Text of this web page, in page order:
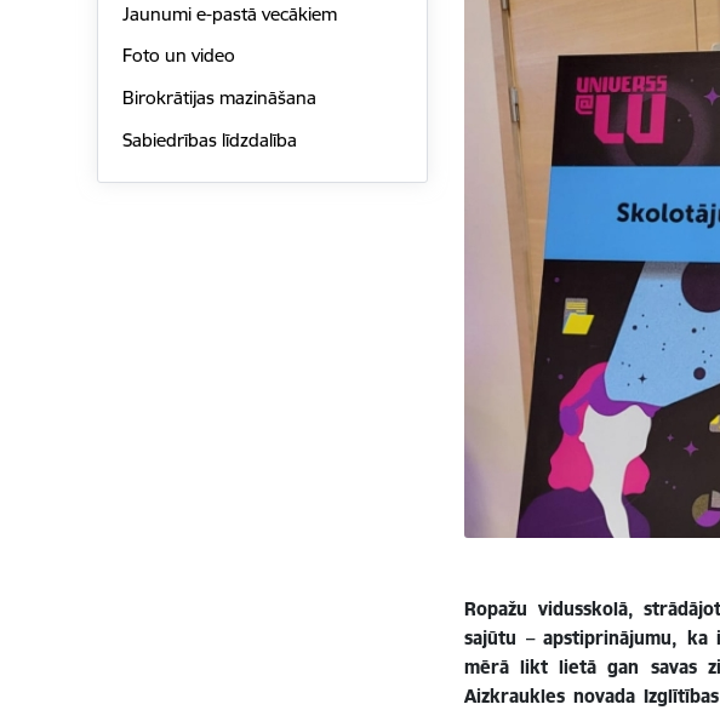
Jaunumi e-pastā vecākiem
Foto un video
Birokrātijas mazināšana
Sabiedrības līdzdalība
Ropažu vidusskolā,
sajūtu – apstiprinājumu,
mērā likt lietā gan savas
Aizkraukles novada